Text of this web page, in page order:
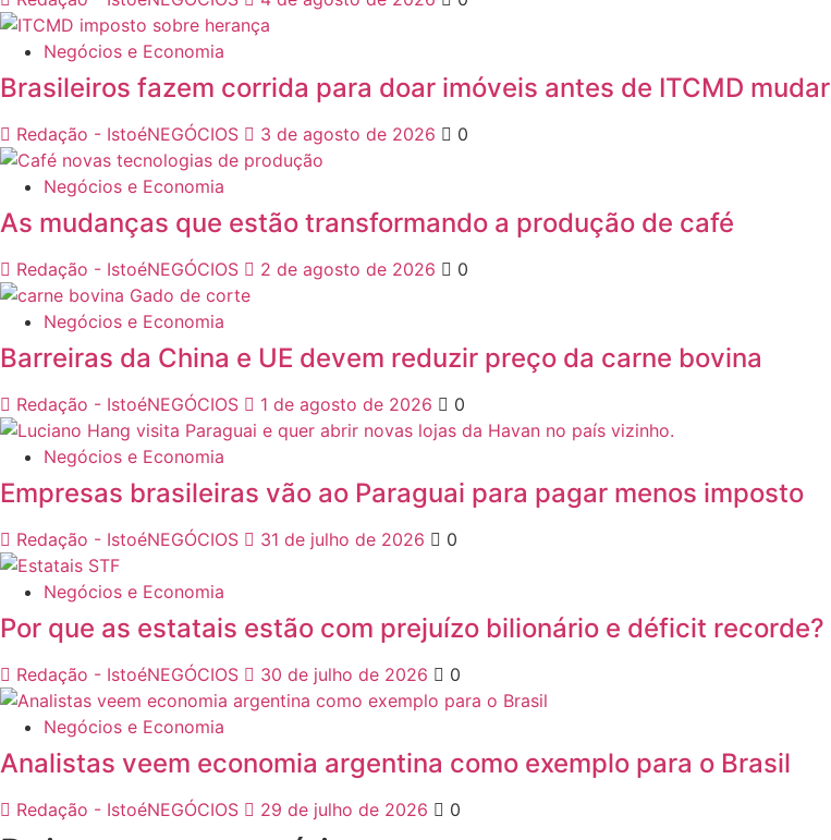
Negócios e Economia
Brasileiros fazem corrida para doar imóveis antes de ITCMD mudar
Redação - IstoéNEGÓCIOS 3 de agosto de 2026 0
Negócios e Economia
As mudanças que estão transformando a produção de café
Redação - IstoéNEGÓCIOS 2 de agosto de 2026 0
Negócios e Economia
Barreiras da China e UE devem reduzir preço da carne bovina
Redação - IstoéNEGÓCIOS 1 de agosto de 2026 0
Negócios e Economia
Empresas brasileiras vão ao Paraguai para pagar menos imposto
Redação - IstoéNEGÓCIOS 31 de julho de 2026 0
Negócios e Economia
Por que as estatais estão com prejuízo bilionário e déficit recorde?
Redação - IstoéNEGÓCIOS 30 de julho de 2026 0
Negócios e Economia
Analistas veem economia argentina como exemplo para o Brasil
Redação - IstoéNEGÓCIOS 29 de julho de 2026 0